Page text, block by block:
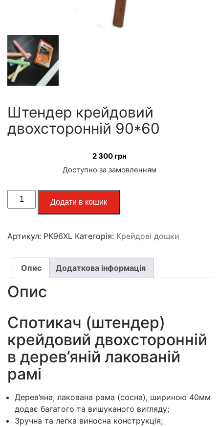
Штендер крейдовий
двохсторонній 90*60
2 300грн
Доступно за замовленням
Додати в кошик
Артикул: РК96XL Категорія: Крейдові дошки
Опис Додаткова інформація
Опис
Спотикач (штендер)
крейдовий двохсторонній
в дерев’яній лакованій
рамі
Дерев’яна, лакована рама (сосна), шириною 40мм
додає багатого та вишуканого вигляду;
Зручна та легка виносна конструкція;